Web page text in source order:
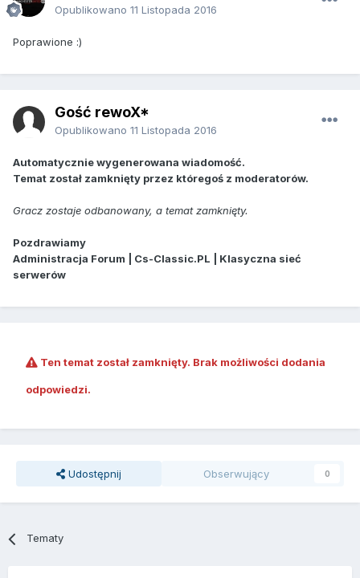
Opublikowano 11 Listopada 2016
Poprawione :)
Gość rewoX*
Opublikowano 11 Listopada 2016
Automatycznie wygenerowana wiadomość.
Temat został zamknięty przez któregoś z moderatorów.
Gracz zostaje odbanowany, a temat zamknięty.
Pozdrawiamy
Administracja Forum | Cs-Classic.PL | Klasyczna sieć
serwerów
Ten temat został zamknięty. Brak możliwości dodania
odpowiedzi.
Udostępnij Obserwujący 0
Tematy